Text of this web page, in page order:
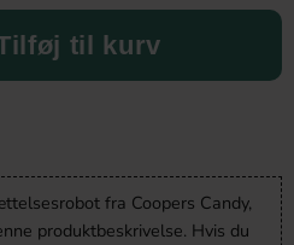
til kurv
fra Coopers Candy,
produktbeskrivelse. Hvis du